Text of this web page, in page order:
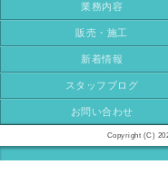
業務内容
販売・施工
新着情報
スタッフブログ
お問い合わせ
Copyright (C)